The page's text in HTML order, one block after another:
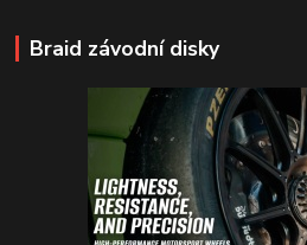
Braid závodní disky